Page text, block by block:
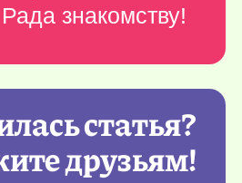
знакомству!
статья?
друзьям!